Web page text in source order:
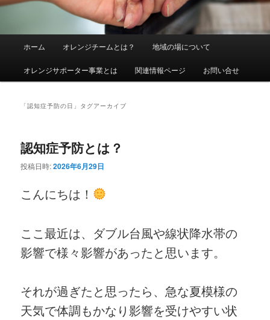
メ
イ
ン
ン
ツ
へ
動
サ
ブ
テ
ツ
へ
移
ホーム オレンジチームとは？ 地域の場について
オレンジサポーター事業とは 関連情報ページ お問い合せ
「認知症予防の日 」タグアーカイブ
認知症予防とは？
投稿日時:2026年6月29日
こんにちは！
ここ最近は、ダブル台風や線状降水帯の
影響で様々影響があったと思います。
それが過ぎたと思ったら、急な夏模様の
天気で体調もかなり影響を受けやすい状